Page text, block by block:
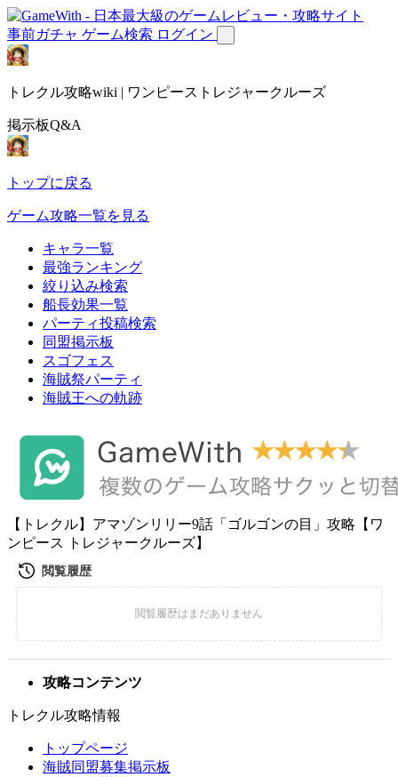
事前ガチャ ゲーム検索 ログイン
トレクル攻略wiki | ワンピーストレジャークルーズ
掲示板Q&A
トップに戻る
ゲーム攻略一覧を見る
キャラ一覧
最強ランキング
絞り込み検索
船長効果一覧
パーティ投稿検索
同盟掲示板
スゴフェス
海賊祭パーティ
海賊王への軌跡
【トレクル】アマゾンリリー9話「ゴルゴンの目」攻略【ワ
ンピース トレジャークルーズ】
攻略コンテンツ
トレクル攻略情報
トップページ
海賊同盟募集掲示板